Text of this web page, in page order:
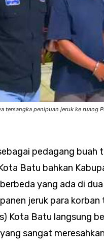
tersangka penipuan jeruk ke ruang
pedagang buah
Batu bahkan
yang ada di
jeruk para
Kota Batu langsung
sangat